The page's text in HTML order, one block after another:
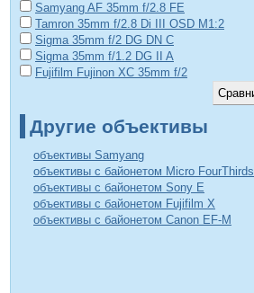
Samyang AF 35mm f/2.8 FE
Tamron 35mm f/2.8 Di III OSD M1:2
Sigma 35mm f/2 DG DN C
Sigma 35mm f/1.2 DG II A
Fujifilm Fujinon XC 35mm f/2
Другие объективы
объективы Samyang
объективы с байонетом Micro FourThirds
объективы с байонетом Sony E
объективы с байонетом Fujifilm X
объективы с байонетом Canon EF-M